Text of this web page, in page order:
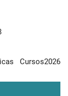
Cursos2026